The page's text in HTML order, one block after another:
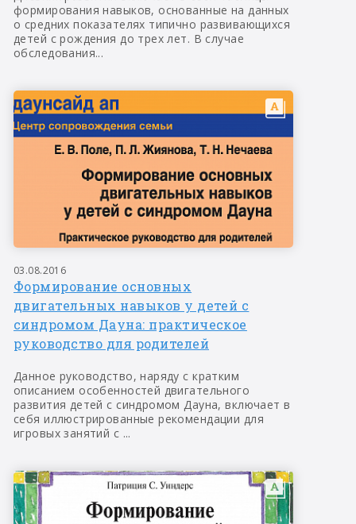
формирования навыков, основанные на данных
о средних показателях типично развивающихся
детей с рождения до трех лет. В случае
обследования...
03.08.2016
Формирование основных
двигательных навыков у детей с
синдромом Дауна: практическое
руководство для родителей
Данное руководство, наряду с кратким
описанием особенностей двигательного
развития детей с синдромом Дауна, включает в
себя иллюстрированные рекомендации для
игровых занятий с ...